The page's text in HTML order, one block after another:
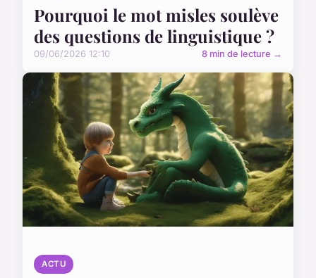
Pourquoi le mot misles soulève
des questions de linguistique ?
09/06/2026 12:10 8 min de lecture →
ACTU